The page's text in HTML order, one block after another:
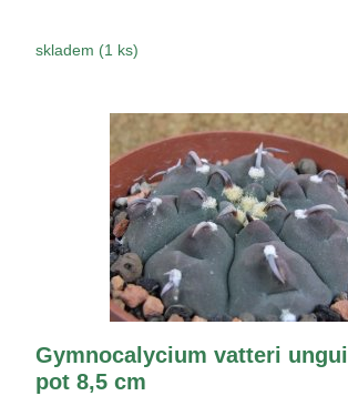
skladem (1 ks)
Gymnocalycium vatteri
pot 8,5 cm